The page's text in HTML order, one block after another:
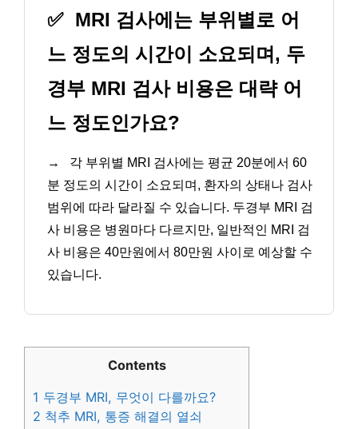
✅ MRI 검사에는 부위별로 어
느 정도의 시간이 소요되며, 두
경부 MRI 검사 비용은 대략 어
느 정도인가요?
→
각 부위별 MRI 검사에는 평균 20분에서 60
분 정도의 시간이 소요되며, 환자의 상태나 검사
범위에 따라 달라질 수 있습니다. 두경부 MRI 검
사 비용은 병원마다 다르지만, 일반적인 MRI 검
사 비용은 40만원에서 80만원 사이로 예상할 수
있습니다.
Contents
1 두경부 MRI, 무엇이 다를까요?
2 척추 MRI, 통증 해결의 열쇠